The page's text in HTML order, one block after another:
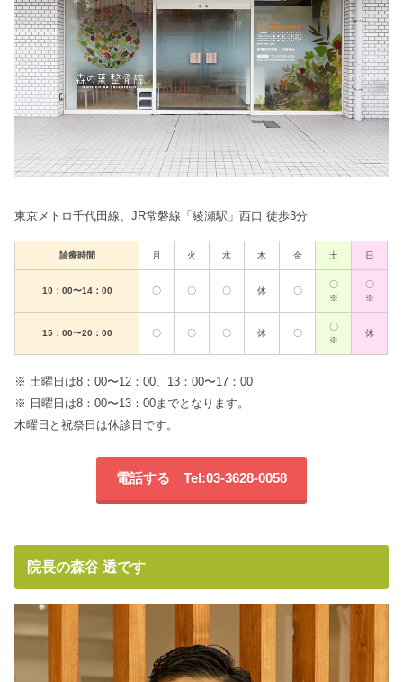
東京メトロ千代田線、JR常磐線「綾瀬駅」西口 徒歩3分
診療時間 月 火 水 木 金 土 日
10：00〜14：00 〇 〇 〇 休 〇
〇
※
〇
※
15：00〜20：00 〇 〇 〇 休 〇
〇
※
休
※ 土曜日は8：00〜12：00、13：00〜17：00
※ 日曜日は8：00〜13：00までとなります。
木曜日と祝祭日は休診日です。
電話する Tel:03-3628-0058
院長の森谷 透です